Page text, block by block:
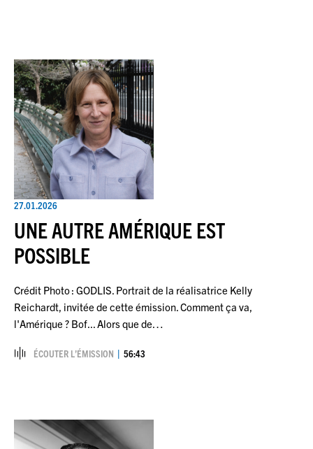
27.01.2026
UNE AUTRE AMÉRIQUE EST
POSSIBLE
Crédit Photo : GODLIS. Portrait de la réalisatrice Kelly
Reichardt, invitée de cette émission. Comment ça va,
l'Amérique ? Bof... Alors que de…
ÉCOUTER L’ÉMISSION 56:43